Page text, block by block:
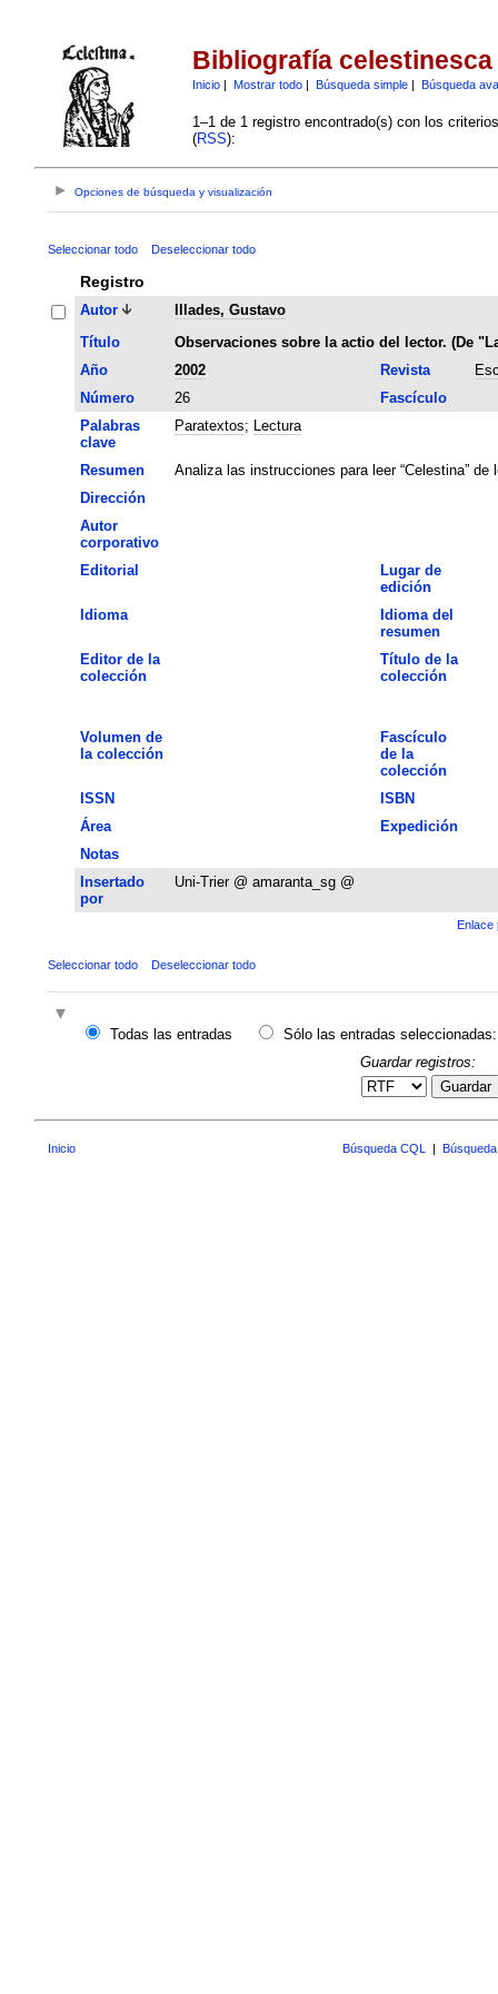
Bibliografía celestinesca
Inicio| Mostrar todo| Búsqueda simple| Búsqueda
1–1 de 1 registro encontrado(s) con los
(RSS):
Opciones de búsqueda y visualización
Seleccionar todo Deseleccionar todo
Registro
Autor
Illades, Gustavo
Título
Observaciones sobre la actio del lector. (De
Año
2002 Revista
Número
26
Fascículo
Palabras
clave
Paratextos; Lectura
Resumen
Analiza las instrucciones para leer “Celestina”
Dirección
Autor
corporativo
Editorial
Lugar de
edición
Idioma
Idioma del
resumen
Editor de la
colección
Título de la
colección
Volumen de
la colección
Fascículo
de la
colección
ISSN
ISBN
Área
Expedición
Notas
Insertado
por
Uni-Trier @ amaranta_sg @
Enlace
Seleccionar todo Deseleccionar todo
Todas las entradas
Sólo las entradas seleccionadas:
Guardar registros:
Guardar
Inicio Búsqueda CQL